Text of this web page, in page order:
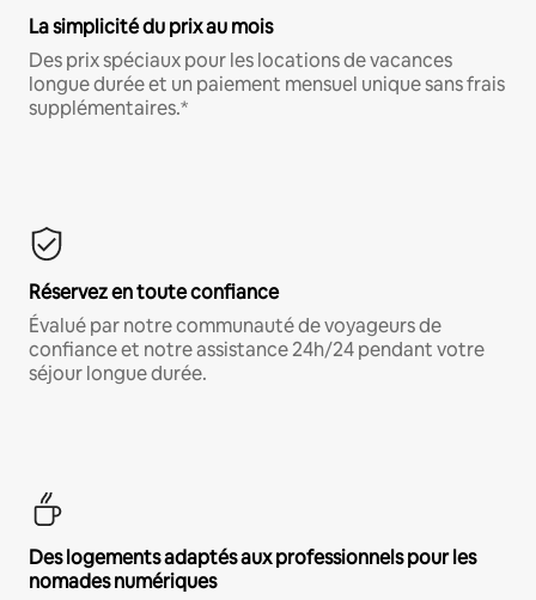
La simplicité du prix au mois
Des prix spéciaux pour les locations de vacances
longue durée et un paiement mensuel unique sans frais
supplémentaires.*
Réservez en toute confiance
Évalué par notre communauté de voyageurs de
confiance et notre assistance 24h/24 pendant votre
séjour longue durée.
Des logements adaptés aux professionnels pour les
nomades numériques